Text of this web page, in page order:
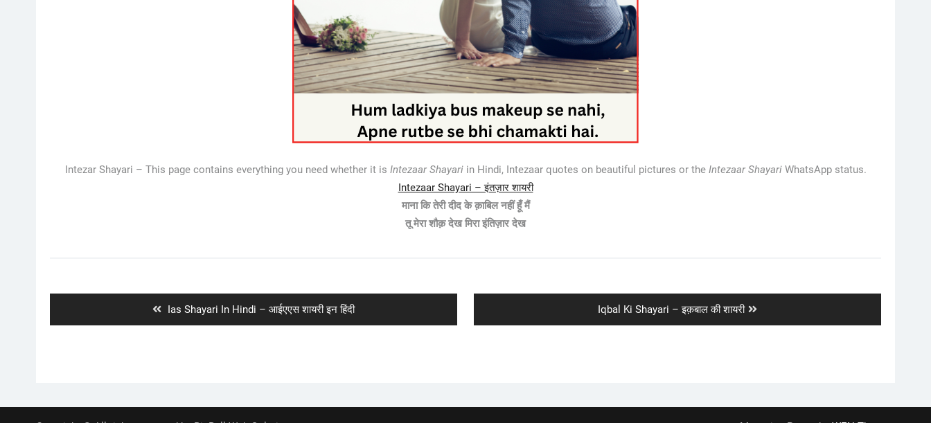
Intezar Shayari – This page contains everything you need whether it is Intezaar Shayariin Hindi, Intezaar quotes on beautiful pictures or the Intezaar ShayariWhatsApp status.
Intezaar Shayari – इंतज़ार शायरी
माना कि तेरी दीद के क़ाबिल नहीं हूँ मैं
तू मेरा शौक़ देख मिरा इंतिज़ार देख
Previous
post:
Ias Shayari In Hindi – आईएएस शायरी इन हिंदी
Next
post:
Iqbal Ki Shayari – इक़बाल की शायरी